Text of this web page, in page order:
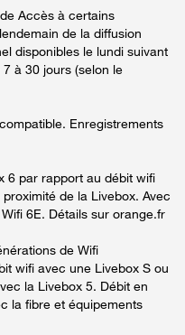
Accès à certains
de la diffusion
disponibles le lundi suivant
à 30 jours (selon le
Enregistrements
6 par rapport au débit wifi
de la Livebox. Avec
6E. Détails sur orange.fr
de Wifi
wifi avec une Livebox S ou
la Livebox 5. Débit en
la fibre et équipements